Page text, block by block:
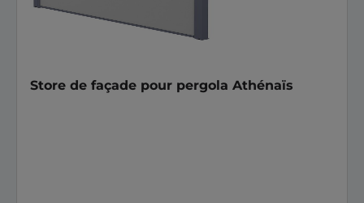
Store de façade pour pergola Athénaïs